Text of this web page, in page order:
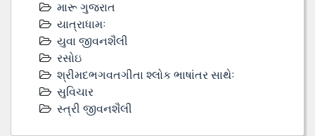
મારૂ ગુજરાત
યાત્રાધામઃ
યુવા જીવનશૈલી
રસોઇ
શ્રીમદભગવતગીતા શ્લોક ભાષાંતર સાથેઃ
સુવિચાર
સ્ત્રી જીવનશૈલી